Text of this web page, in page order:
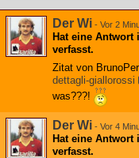
Der Wi - Vor 2
Hat eine Antwort
verfasst.
Zitat von
dettagli-giallorossi
was???!
Der Wi - Vor 4
Hat eine Antwort
verfasst.